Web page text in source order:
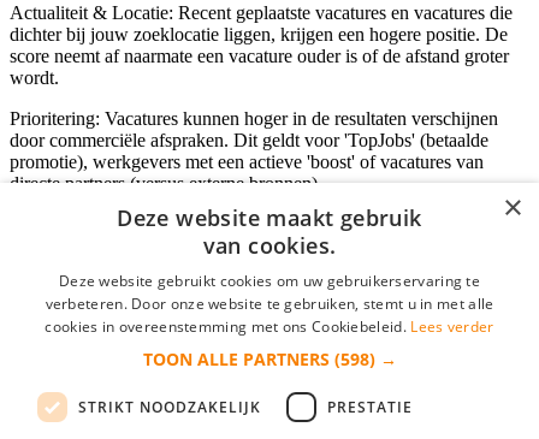
Actualiteit & Locatie: Recent geplaatste vacatures en vacatures die
dichter bij jouw zoeklocatie liggen, krijgen een hogere positie. De
score neemt af naarmate een vacature ouder is of de afstand groter
wordt.
Prioritering: Vacatures kunnen hoger in de resultaten verschijnen
door commerciële afspraken. Dit geldt voor 'TopJobs' (betaalde
promotie), werkgevers met een actieve 'boost' of vacatures van
directe partners (versus externe bronnen).
Inloggen als bedrijf
*
login gegevens onthouden
×
Deze website maakt gebruik
van cookies.
Deze website gebruikt cookies om uw gebruikerservaring te
verbeteren. Door onze website te gebruiken, stemt u in met alle
cookies in overeenstemming met ons Cookiebeleid. Lees verder
TOON ALLE PARTNERS (598) →
STRIKT NOODZAKELIJK PRESTATIE